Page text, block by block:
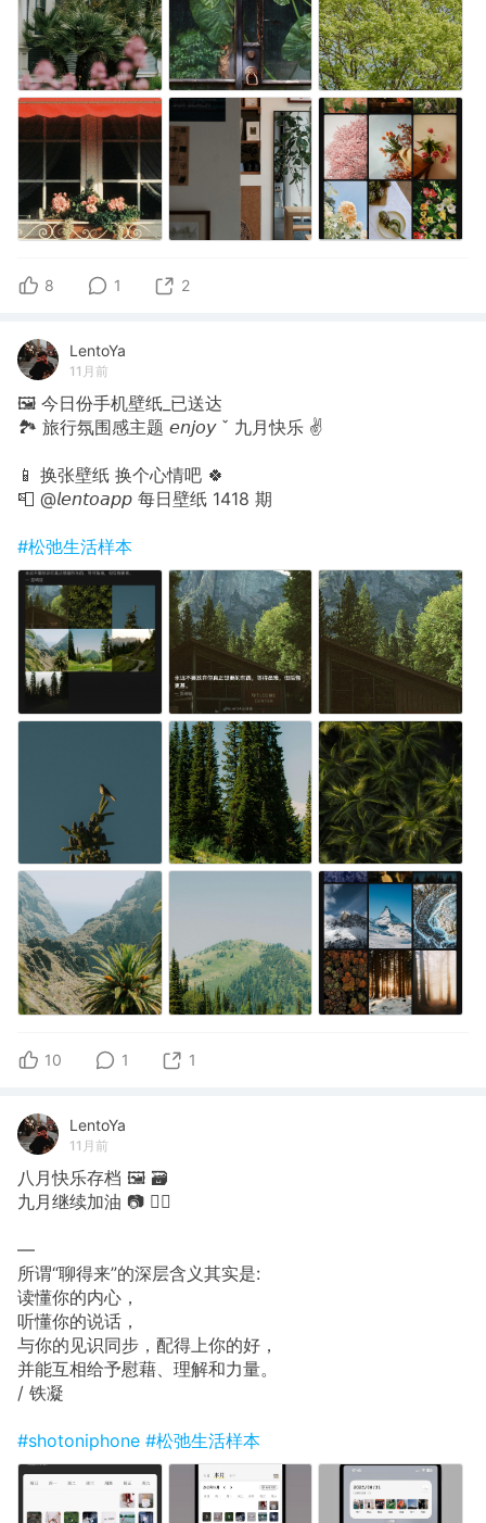
8 1 2
LentoYa
11月前
🖼 今日份手机壁纸_已送达
🏞 旅行氛围感主题 𝘦𝘯𝘫𝘰𝘺 ˇ 九月快乐 ✌
📱 换张壁纸 换个心情吧 🍀
📮 @𝘭𝘦𝘯𝘵𝘰𝘢𝘱𝘱 每日壁纸 1418 期
#松弛生活样本
10 1 1
LentoYa
11月前
八月快乐存档 🖼 🗃
九月继续加油 📷 🙋‍♀️
—
所谓“聊得来”的深层含义其实是:
读懂你的内心，
听懂你的说话，
与你的见识同步，配得上你的好，
并能互相给予慰藉、理解和力量。
/ 铁凝
#shotoniphone #松弛生活样本